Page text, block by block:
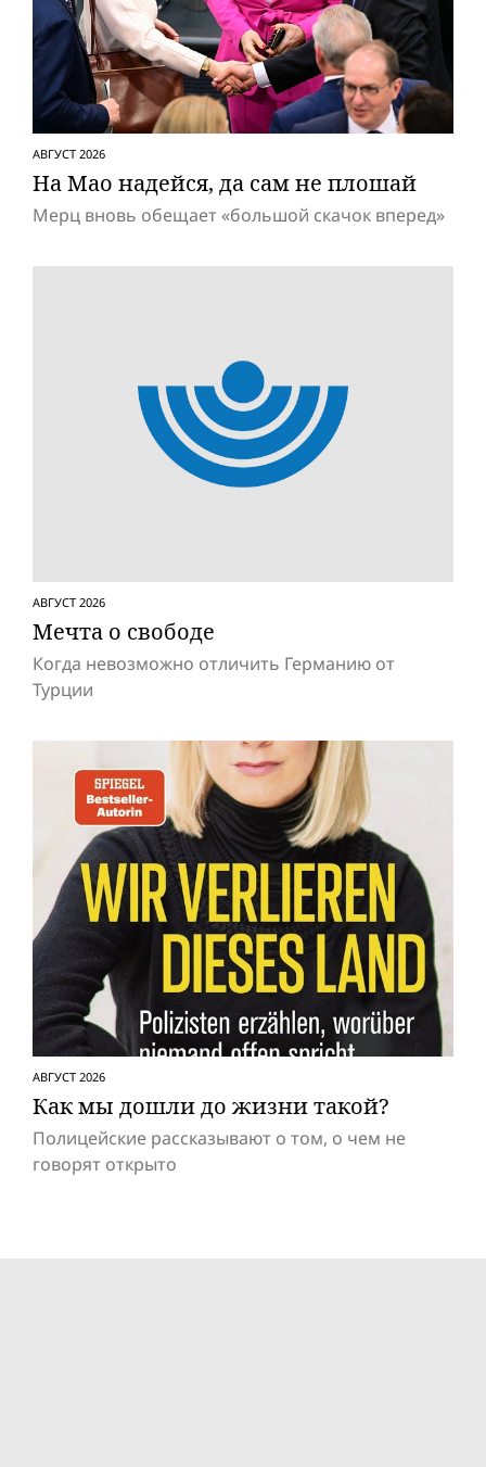
АВГУСТ 2026
На Мао надейся, да сам не плошай
Мерц вновь обещает «большой скачок вперед»
АВГУСТ 2026
Мечта о свободе
Когда невозможно отличить Германию от
Турции
АВГУСТ 2026
Как мы дошли до жизни такой?
Полицейские рассказывают о том, о чем не
говорят открыто